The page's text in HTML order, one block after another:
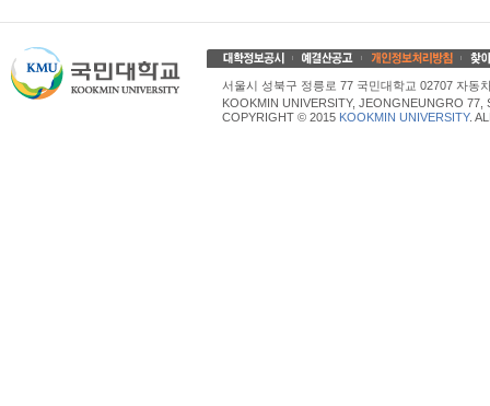
서울시 성북구 정릉로 77 국민대학교 02707 자동
KOOKMIN UNIVERSITY, JEONGNEUNGRO
COPYRIGHT © 2015 KOOKMIN UNIVERSITY.